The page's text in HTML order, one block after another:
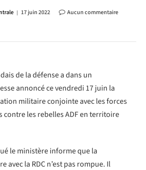
17 juin 2022
Aucun commentaire
de la défense a dans un
annoncé ce vendredi 17 juin la
militaire conjointe avec les forces
contre les rebelles ADF en territoire
le ministère informe que la
avec la RDC n’est pas rompue. Il